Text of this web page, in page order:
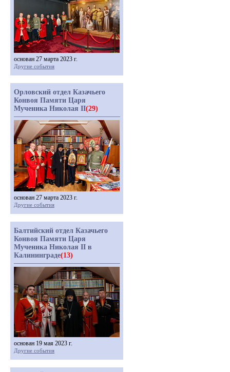
основан 27 марта 2023 г.
Другие события
Орловский отдел Казачьего
Конвоя Памяти Царя
Мученика Николая II(29)
основан 27 марта 2023 г.
Другие события
Балтийский отдел Казачьего
Конвоя Памяти Царя
Мученика Николая II в
Калининграде(13)
основан 19 мая 2023 г.
Другие события